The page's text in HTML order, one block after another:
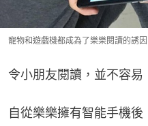
寵物和遊戲機都成為了樂樂閱讀的誘因
令小朋友閱讀，並不容易
自從樂樂擁有智能手機